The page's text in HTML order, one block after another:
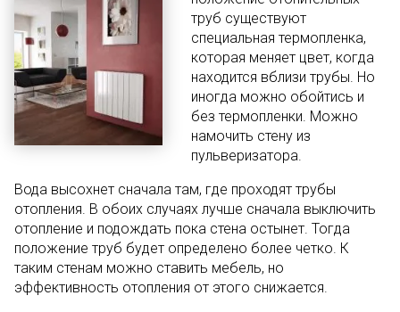
труб существуют
специальная термопленка,
которая меняет цвет, когда
находится вблизи трубы. Но
иногда можно обойтись и
без термопленки. Можно
намочить стену из
пульверизатора.
Вода высохнет сначала там, где проходят трубы
отопления. В обоих случаях лучше сначала выключить
отопление и подождать пока стена остынет. Тогда
положение труб будет определено более четко. К
таким стенам можно ставить мебель, но
эффективность отопления от этого снижается.